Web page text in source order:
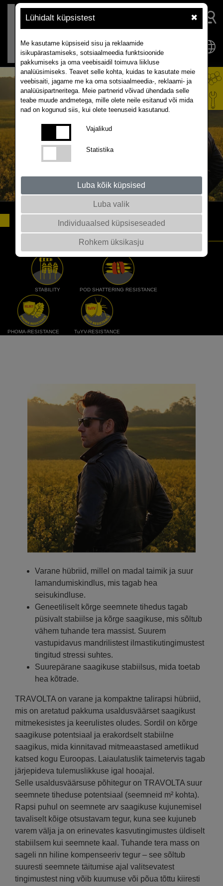
Lühidalt küpsistest ✖
Me kasutame küpsiseid sisu ja reklaamide
isikupärastamiseks, sotsiaalmeedia funktsioonide
pakkumiseks ja oma veebisaidil toimuva liikluse
analüüsimiseks. Teavet selle kohta, kuidas te kasutate meie
veebisaiti, jagame me ka oma sotsiaalmeedia-, reklaami- ja
analüüsipartneritega. Meie partnerid võivad ühendada selle
teabe muude andmetega, mille olete neile esitanud või mida
nad on kogunud siis, kui olete teenuseid kasutanud.
Vajalikud
Statistika
Luba kõik küpsised
Luba valik
Individuaalsed küpsiseseaded
Rohkem üksikasju
TRAVOLTASAAGIKORISTUS ÕIGES
RÜTMIS!
STABILITY POD SHATTERING RESISTANCE
PHOMA-RESISTANCE TuYV-RESISTANCE
Varane hübriid, millel on madal taimik ja suur
lamandumiskindlus, mis tagab hea
seisukindluse.
Geneetiliselt kõrge seemnete tihedus tagab
püsivalt stabiilse ja kõrge saagikuse, mis sõltub
vähem tuhande tera massist. Suurem
vastupidavus mandrilistest ilmastikutingimustest
tingitud stressi suhtes.
Suurepärane saagikuse stabiilsus, mida toetab
hea kõtrade.
TRAVOLTA on varane ja kompaktne talirapsi hübriid,
mis on aretatud pakkuma usaldusväärset saagikust
mitmekesistes ja keerulistes oludes. Sordil on kõrge
saagikuse potentsiaal ja erakordselt stabiilne
saagikus, mida kinnitavad mitmeaastased ametlikud
katsed kogu Euroopas. Laiaulatuslik taimetervis tagab
järjepideva tulemuslikkuse igal hooajal.
Selle usaldusväärsuse põhitegur on TRAVOLTA suur
seemnete tiheduse potentsiaal (seemneid m² kohta).
Rapsi puhul on seemnete arv saagikuse kujunemisel
tavaliselt kõige otsustavam tegur, kuna see kujuneb
varem välja ja on erinevates kasvutingimustes üldiselt
stabiilsem kui seemnete kaal. Tuhande tera mass on
sageli nn hiline kompenseeriv tegur – see sõltub
suuresti seemnete täitumise ajal valitsevatest
tingimustest ning võib kuumuse või põua tõttu kiiresti